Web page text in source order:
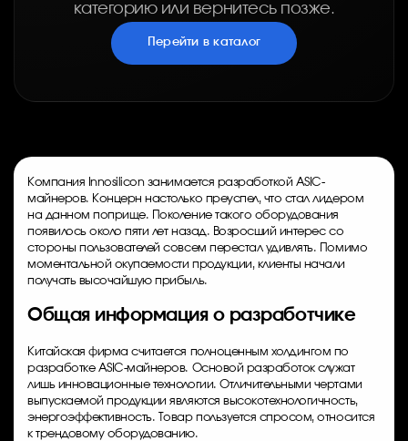
категорию или вернитесь позже.
Перейти в каталог
Компания Innosilicon занимается разработкой ASIC-
майнеров. Концерн настолько преуспел, что стал лидером
на данном поприще. Поколение такого оборудования
появилось около пяти лет назад. Возросший интерес со
стороны пользователей совсем перестал удивлять. Помимо
моментальной окупаемости продукции, клиенты начали
получать высочайшую прибыль.
Общая информация о разработчике
Китайская фирма считается полноценным холдингом по
разработке ASIC-майнеров. Основой разработок служат
лишь инновационные технологии. Отличительными чертами
выпускаемой продукции являются высокотехнологичность,
энергоэффективность. Товар пользуется спросом, относится
к трендовому оборудованию.